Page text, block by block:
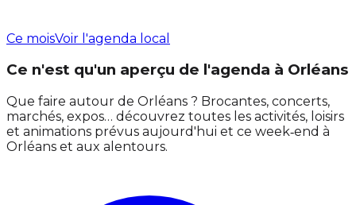
Ce moisVoir l'agenda local
Ce n'est qu'un aperçu de l'agenda à Orléans
Que faire autour de Orléans ? Brocantes, concerts,
marchés, expos… découvrez toutes les activités, loisirs
et animations prévus aujourd'hui et ce week‑end à
Orléans et aux alentours.